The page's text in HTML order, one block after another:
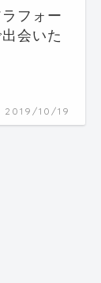
フォー
会いた
2019/10/19